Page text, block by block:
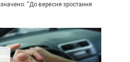
“До вересня зростання